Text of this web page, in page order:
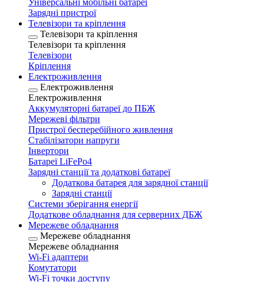
Універсальні мобільні батареї
Зарядні пристрої
Телевізори та кріплення
Телевізори та кріплення
Телевізори та кріплення
Телевізори
Кріплення
Електроживлення
Електроживлення
Електроживлення
Аккумуляторні батареї до ПБЖ
Мережеві фільтри
Пристрої бесперебійного живлення
Стабілізатори напруги
Інвертори
Батареї LiFePo4
Зарядні станції та додаткові батареї
Додаткова батарея для зарядної станції
Зарядні станції
Системи зберігання енергії
Додаткове обладнання для серверних ДБЖ
Мережеве обладнання
Мережеве обладнання
Мережеве обладнання
Wi-Fi адаптери
Комутатори
Wi-Fi точки доступу